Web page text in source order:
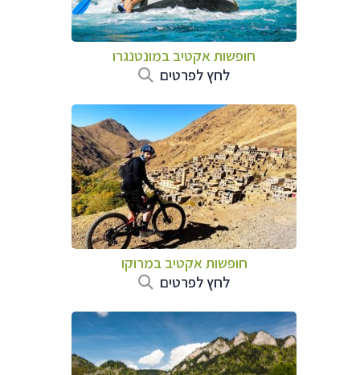
חופשות אקטיב במונטנגרו
לחץ לפרטים
חופשות אקטיב במרוקו
לחץ לפרטים